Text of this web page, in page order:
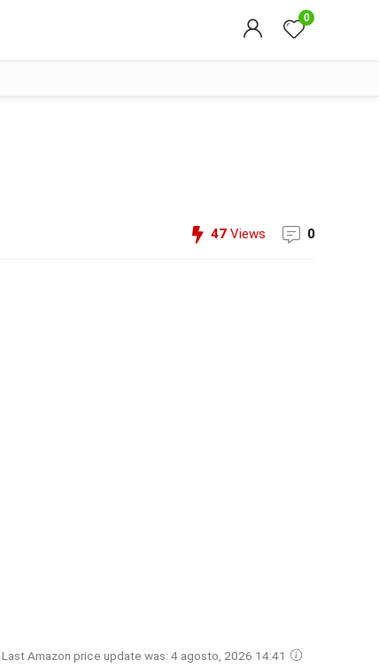
0
47 Views 0
Last Amazon price update was: 4 agosto, 2026 14:41